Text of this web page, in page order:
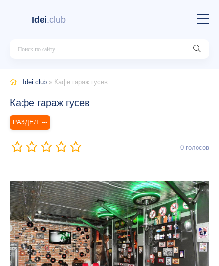
Idei.club
Idei.club » Кафе гараж гусев
Кафе гараж гусев
---
0 голосов